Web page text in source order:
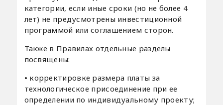
категории, если иные сроки (но не более 4
лет) не предусмотрены инвестиционной
программой или соглашением сторон.
Также в Правилах отдельные разделы
посвящены:
• корректировке размера платы за
технологическое присоединение при ее
определении по индивидуальному проекту;